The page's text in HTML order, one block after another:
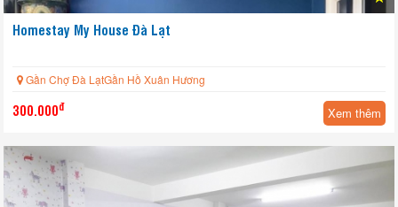
Homestay My House Đà Lạt
Gần Chợ Đà LạtGần Hồ Xuân Hương
300.000đ Xem thêm